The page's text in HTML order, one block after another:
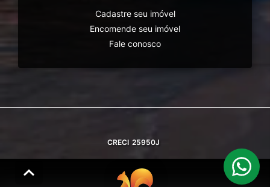
Cadastre seu imóvel
Encomende seu imóvel
Fale conosco
CRECI 25950J